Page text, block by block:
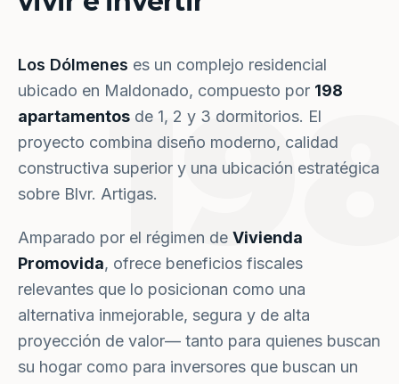
Los Dólmenes es un complejo residencial
ubicado en Maldonado, compuesto por 198
apartamentos de 1, 2 y 3 dormitorios. El
proyecto combina diseño moderno, calidad
constructiva superior y una ubicación estratégica
sobre Blvr. Artigas.
Amparado por el régimen de Vivienda
Promovida, ofrece beneficios fiscales
relevantes que lo posicionan como una
alternativa inmejorable, segura y de alta
proyección de valor— tanto para quienes buscan
su hogar como para inversores que buscan un